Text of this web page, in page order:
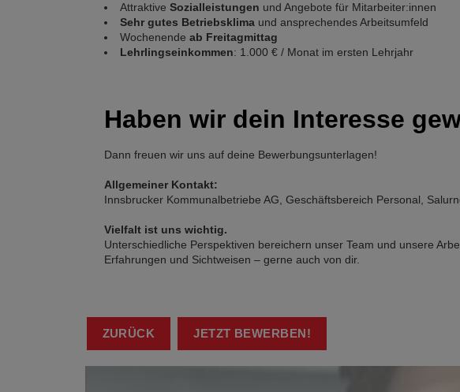
Attraktive Sozialleistungen und Angebote für Mitarbeiter:innen
Sehr gutes Betriebsklimaund ansprechendes Arbeitsumfeld
Wochenende ab Freitagmittag
Lehrlingseinkommen: 1.000 € / Monat im ersten Lehrjahr
Haben wir dein Interesse
Dann freuen wir uns auf deine Bewerbungsunterlagen!
Allgemeiner Kontakt:
Innsbrucker Kommunalbetriebe AG, Geschäftsbereich Personal,
Vielfalt ist uns wichtig.
Unterschiedliche Perspektiven bereichern unser Team und unsere
Erfahrungen und Sichtweisen – gerne auch von dir.
ZURÜCK JETZT BEWERBEN!